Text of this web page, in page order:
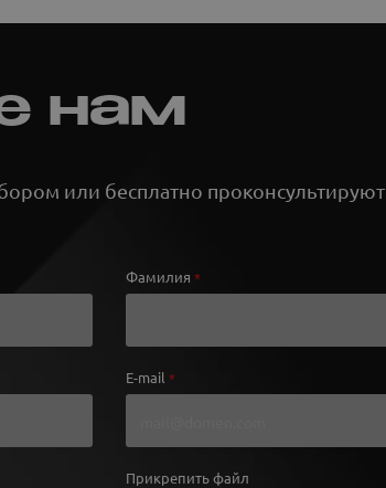
нам
или бесплатно проконсультируют
Фамилия *
E-mail *
Прикрепить файл